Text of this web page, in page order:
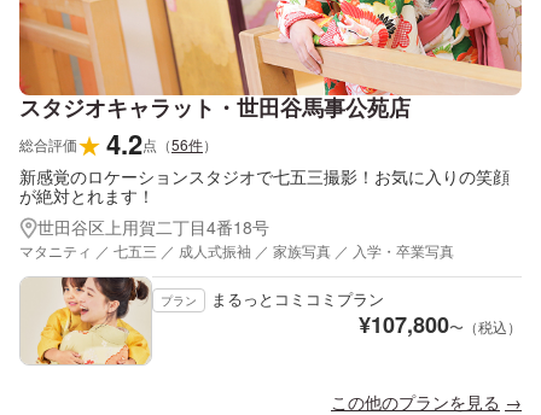
スタジオキャラット・世田谷馬事公苑店
総合評価★4.2点 （56件）
新感覚のロケーションスタジオで七五三撮影！お気に入りの笑顔
が絶対とれます！
世田谷区上用賀二丁目4番18号
マタニティ ／ 七五三 ／ 成人式振袖 ／ 家族写真 ／ 入学・卒業写真
プラン まるっとコミコミプラン
¥107,800〜（税込）
この他のプランを見る